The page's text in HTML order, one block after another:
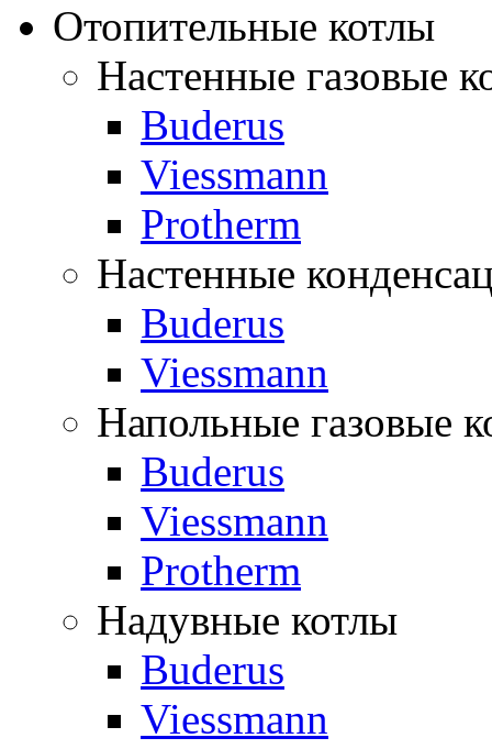
Отопительные котлы
Настенные газовые
Buderus
Viessmann
Protherm
Настенные
Buderus
Viessmann
Напольные газовые
Buderus
Viessmann
Protherm
Надувные котлы
Buderus
Viessmann